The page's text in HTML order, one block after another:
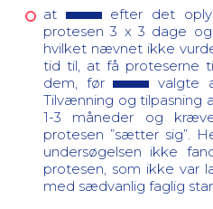
at
efter det
protesen 3 x 3 dage
hvilket nævnet ikke
tid til, at få proteserne
dem, før
valgte
Tilvænning og tilpasning
1-3 måneder og
protesen ”sætter sig”.
undersøgelsen ikke
protesen, som ikke var
med sædvanlig faglig